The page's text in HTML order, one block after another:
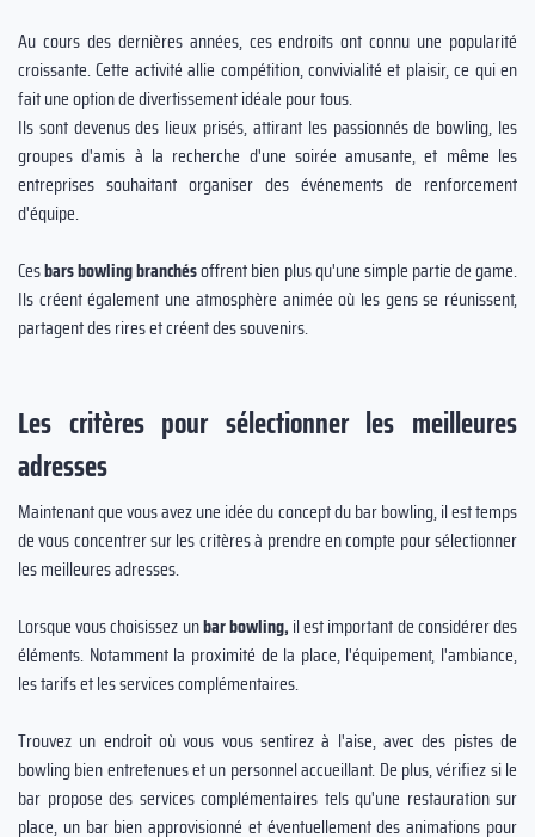
Au cours des dernières années, ces endroits ont connu une popularité
croissante. Cette activité allie compétition, convivialité et plaisir, ce qui en
fait une option de divertissement idéale pour tous.
Ils sont devenus des lieux prisés, attirant les passionnés de bowling, les
groupes d'amis à la recherche d'une soirée amusante, et même les
entreprises souhaitant organiser des événements de renforcement
d'équipe.
Cesbars bowling branchésoffrent bien plus qu'une simple partie de game.
Ils créent également une atmosphère animée où les gens se réunissent,
partagent des rires et créent des souvenirs.
Les critères pour sélectionner les meilleures
adresses
Maintenant que vous avez une idée du concept du bar bowling, il est temps
de vous concentrer sur les critères à prendre en compte pour sélectionner
les meilleures adresses.
Lorsque vous choisissez unbar bowling, il est important de considérer des
éléments. Notamment la proximité de la place, l'équipement, l'ambiance,
les tarifs et les services complémentaires.
Trouvez un endroit où vous vous sentirez à l'aise, avec des pistes de
bowling bien entretenues et un personnel accueillant. De plus, vérifiez si le
bar propose des services complémentaires tels qu'une restauration sur
place, un bar bien approvisionné et éventuellement des animations pour